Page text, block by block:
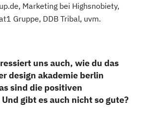
Marketing bei Highsnobiety,
Gruppe, DDB Tribal, uvm.
uns auch, wie du das
design akademie berlin
sind die positiven
gibt es auch nicht so gute?